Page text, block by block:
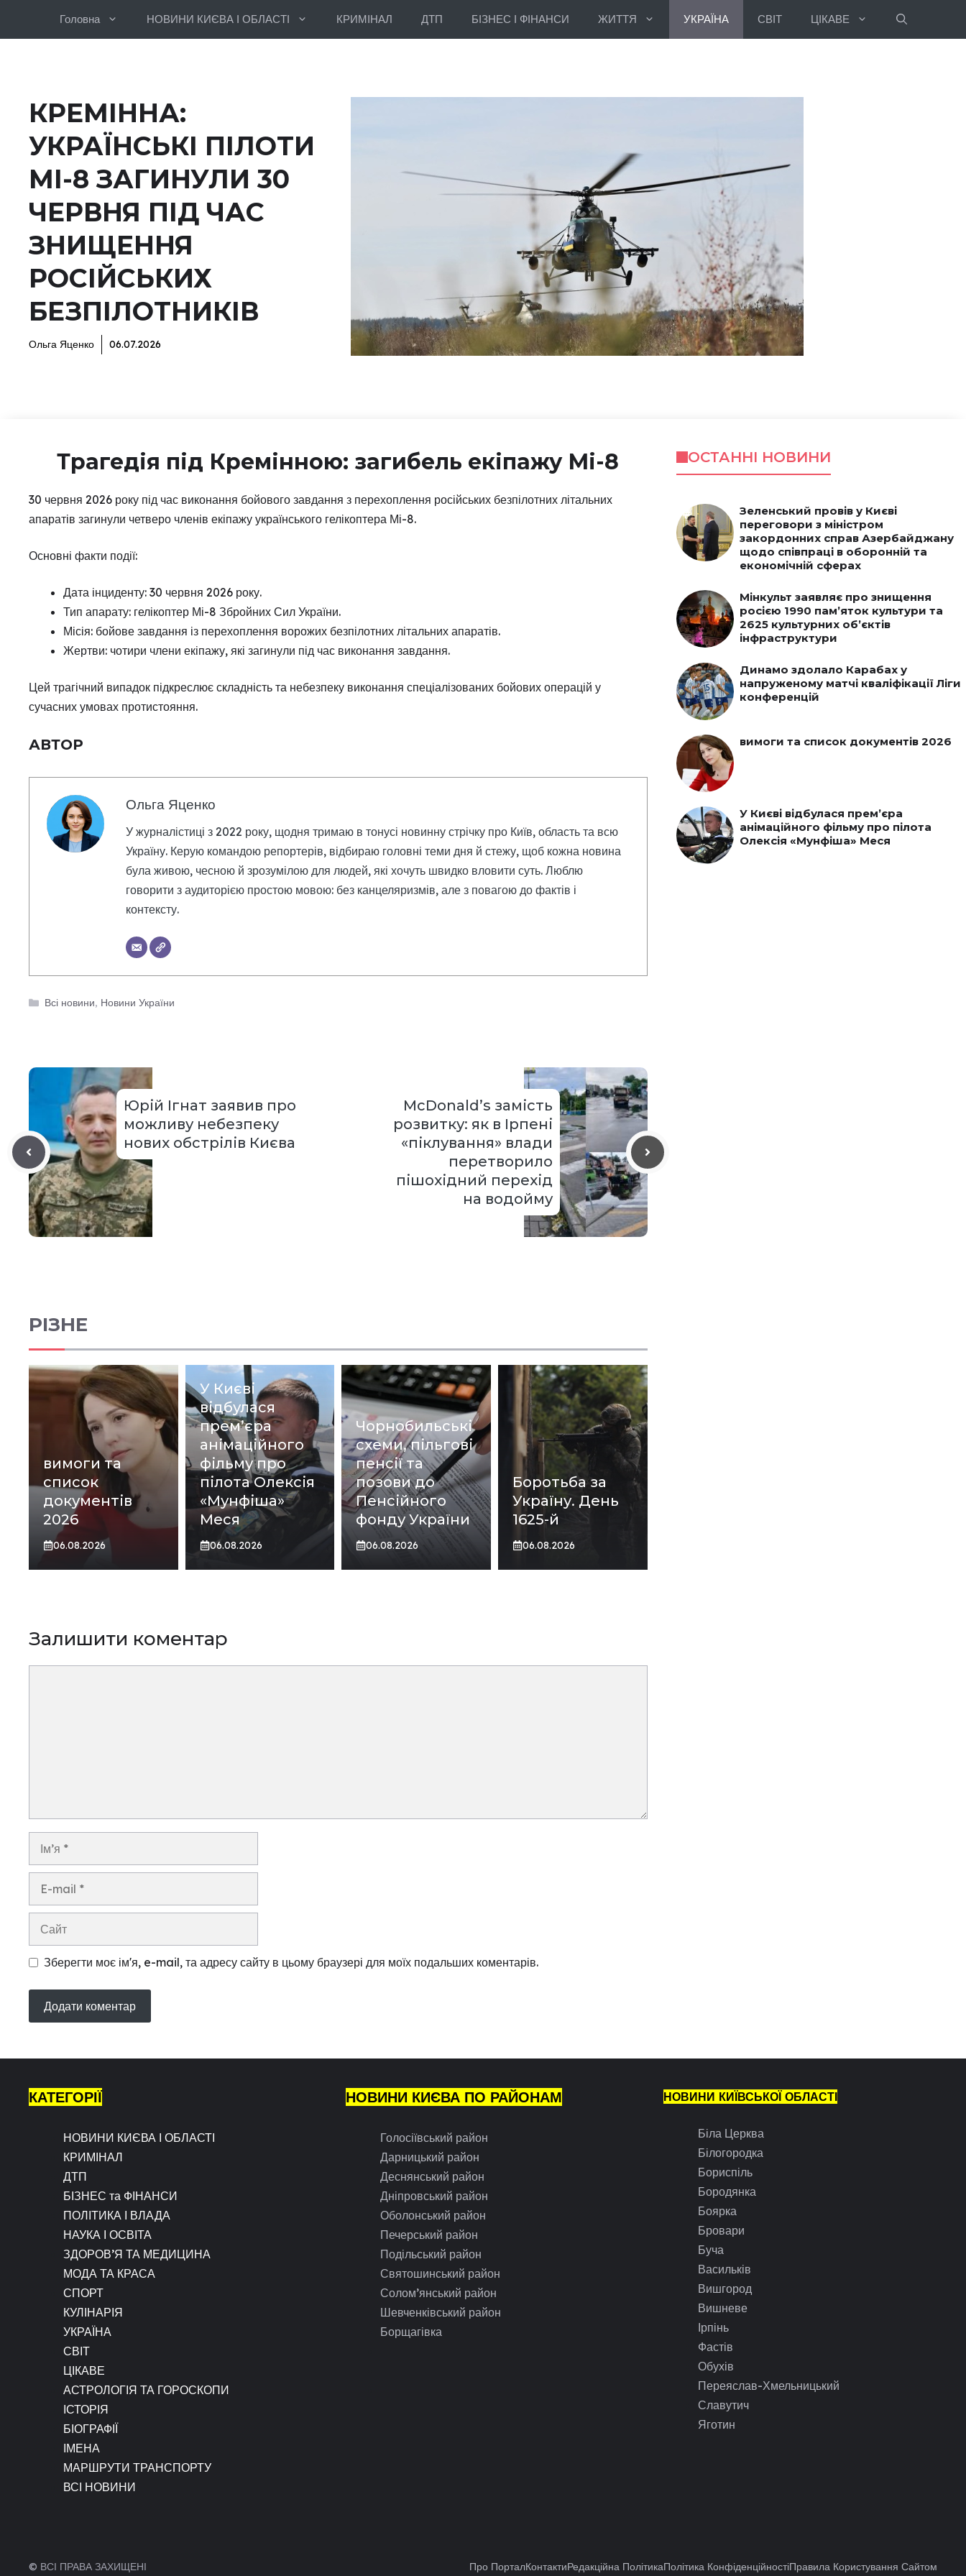
Головна НОВИНИ КИЄВА І ОБЛАСТІ КРИМІНАЛ ДТП БІЗНЕС І ФІНАНСИ ЖИТТЯ УКРАЇНА СВІТ ЦІКАВЕ
КРЕМІННА:
УКРАЇНСЬКІ ПІЛОТИ
МІ-8 ЗАГИНУЛИ 30
ЧЕРВНЯ ПІД ЧАС
ЗНИЩЕННЯ
РОСІЙСЬКИХ
БЕЗПІЛОТНИКІВ
Ольга Яценко 06.07.2026
Трагедія під Кремінною: загибель екіпажу Мі-8
30 червня 2026 року під час виконання бойового завдання з перехоплення російських безпілотних літальних
апаратів загинули четверо членів екіпажу українського гелікоптера Мі-8.
Основні факти події:
Дата інциденту: 30 червня 2026 року.
Тип апарату: гелікоптер Мі-8 Збройних Сил України.
Місія: бойове завдання із перехоплення ворожих безпілотних літальних апаратів.
Жертви: чотири члени екіпажу, які загинули під час виконання завдання.
Цей трагічний випадок підкреслює складність та небезпеку виконання спеціалізованих бойових операцій у
сучасних умовах протистояння.
АВТОР
Ольга Яценко
У журналістиці з 2022 року, щодня тримаю в тонусі новинну стрічку про Київ, область та всю
Україну. Керую командою репортерів, відбираю головні теми дня й стежу, щоб кожна новина
була живою, чесною й зрозумілою для людей, які хочуть швидко вловити суть. Люблю
говорити з аудиторією простою мовою: без канцеляризмів, але з повагою до фактів і
контексту.
Категорії
Всі новини, Новини України
Юрій Ігнат заявив про
можливу небезпеку
нових обстрілів Києва
McDonald’s замість
розвитку: як в Ірпені
«піклування» влади
перетворило
пішохідний перехід
на водойму
РІЗНЕ
вимоги та
список
документів
2026
06.08.2026
У Києві
відбулася
прем’єра
анімаційного
фільму про
пілота Олексія
«Мунфіша»
Меся
06.08.2026
Чорнобильські
схеми, пільгові
пенсії та
позови до
Пенсійного
фонду України
06.08.2026
Боротьба за
Україну. День
1625-й
06.08.2026
Залишити коментар
Зберегти моє ім'я, e-mail, та адресу сайту в цьому браузері для моїх подальших коментарів.
ОСТАННІ НОВИНИ
Зеленський провів у Києві
переговори з міністром
закордонних справ Азербайджану
щодо співпраці в оборонній та
економічній сферах
Мінкульт заявляє про знищення
росією 1990 пам’яток культури та
2625 культурних об’єктів
інфраструктури
Динамо здолало Карабах у
напруженому матчі кваліфікації Ліги
конференцій
вимоги та список документів 2026
У Києві відбулася прем’єра
анімаційного фільму про пілота
Олексія «Мунфіша» Меся
КАТЕГОРІЇ
НОВИНИ КИЄВА І ОБЛАСТІ
КРИМІНАЛ
ДТП
БІЗНЕС та ФІНАНСИ
ПОЛІТИКА І ВЛАДА
НАУКА І ОСВІТА
ЗДОРОВ’Я ТА МЕДИЦИНА
МОДА ТА КРАСА
СПОРТ
КУЛІНАРІЯ
УКРАЇНА
СВІТ
ЦІКАВЕ
АСТРОЛОГІЯ ТА ГОРОСКОПИ
ІСТОРІЯ
БІОГРАФІЇ
ІМЕНА
МАРШРУТИ ТРАНСПОРТУ
ВСІ НОВИНИ
НОВИНИ КИЄВА ПО РАЙОНАМ
Голосіївський район
Дарницький район
Деснянський район
Дніпровський район
Оболонський район
Печерський район
Подільський район
Святошинський район
Солом’янський район
Шевченківський район
Борщагівка
НОВИНИ КИЇВСЬКОЇ ОБЛАСТІ
Біла Церква
Білогородка
Бориспіль
Бородянка
Боярка
Бровари
Буча
Васильків
Вишгород
Вишневе
Ірпінь
Фастів
Обухів
Переяслав-Хмельницький
Славутич
Яготин
© ВСІ ПРАВА ЗАХИЩЕНІ Про ПорталКонтактиРедакційна ПолітикаПолітика КонфіденційностіПравила Користування Сайтом